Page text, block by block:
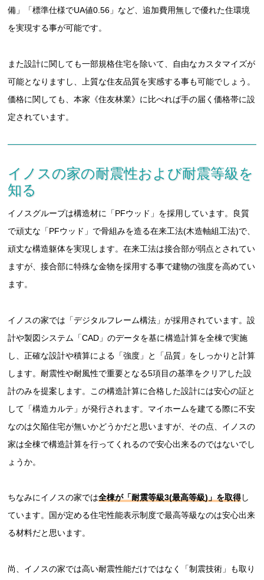
備」「標準仕様でUA値0.56」など、追加費用無しで優れた住環境
を実現する事が可能です。
また設計に関しても一部規格住宅を除いて、自由なカスタマイズが
可能となりますし、上質な住友品質を実感する事も可能でしょう。
価格に関しても、本家《住友林業》に比べれば手の届く価格帯に設
定されています。
イノスの家の耐震性および耐震等級を
知る
イノスグループは構造材に「PFウッド」を採用しています。良質
で頑丈な「PFウッド」で骨組みを造る在来工法(木造軸組工法)で、
頑丈な構造躯体を実現します。在来工法は接合部が弱点とされてい
ますが、接合部に特殊な金物を採用する事で建物の強度を高めてい
ます。
イノスの家では「デジタルフレーム構法」が採用されています。設
計や製図システム「CAD」のデータを基に構造計算を全棟で実施
し、正確な設計や積算による「強度」と「品質」をしっかりと計算
します。耐震性や耐風性で重要となる5項目の基準をクリアした設
計のみを提案します。この構造計算に合格した設計には安心の証と
して「構造カルテ」が発行されます。マイホームを建てる際に不安
なのは欠陥住宅が無いかどうかだと思いますが、その点、イノスの
家は全棟で構造計算を行ってくれるので安心出来るのではないでし
ょうか。
ちなみにイノスの家では全棟が「耐震等級3(最高等級)」を取得し
ています。国が定める住宅性能表示制度で最高等級なのは安心出来
る材料だと思います。
尚、イノスの家では高い耐震性能だけではなく「制震技術」も取り